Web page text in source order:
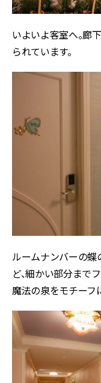
いよいよ客室へ。廊
られています。
ルームナンバーの
ど、細かい部分まで
魔法の泉をモチーフ